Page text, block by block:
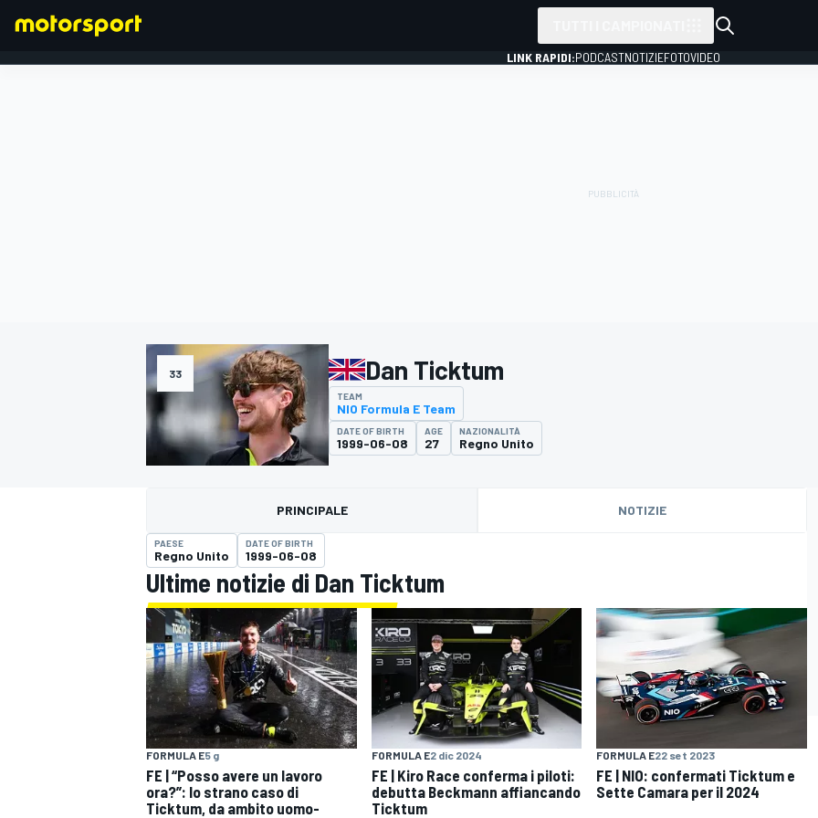
MOTOGP WEC
WRC
LINK RAPIDI:PODCASTNOTIZIEFOTOVIDEO
33 Dan Ticktum
TEAM
NIO Formula E Team
DATE OF BIRTH
1999-06-08
AGE
27
NAZIONALITÀ
Regno Unito
PRINCIPALE NOTIZIE
PAESE
Regno Unito
DATE OF BIRTH
1999-06-08
Ultime notizie di Dan Ticktum
FORMULA E5 g
FE | “Posso avere un lavoro
ora?”: lo strano caso di
Ticktum, da ambito uomo-
FORMULA E2 dic 2024
FE | Kiro Race conferma i piloti:
debutta Beckmann affiancando
Ticktum
FORMULA E22 set 2023
FE | NIO: confermati Ticktum e
Sette Camara per il 2024